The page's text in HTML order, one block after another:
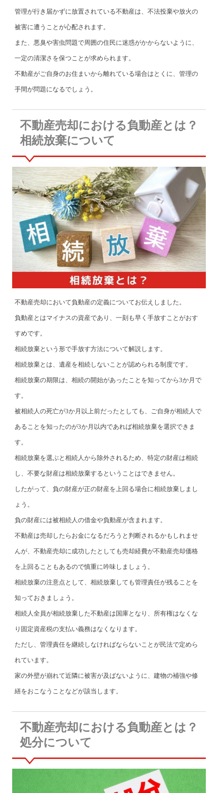
管理が行き届かずに放置されている不動産は、不法投棄や放火の
被害に遭うことが心配されます。
また、悪臭や害虫問題で周囲の住民に迷惑がかからないように、
一定の清潔さを保つことが求められます。
不動産がご自身のお住まいから離れている場合はとくに、管理の
手間が問題になるでしょう。
不動産売却における負動産とは？
相続放棄について
不動産売却において負動産の定義についてお伝えしました。
負動産とはマイナスの資産であり、一刻も早く手放すことがおす
すめです。
相続放棄という形で手放す方法について解説します。
相続放棄とは、遺産を相続しないことが認められる制度です。
相続放棄の期限は、相続の開始があったことを知ってから3か月で
す。
被相続人の死亡が3か月以上前だったとしても、ご自身が相続人で
あることを知ったのが3か月以内であれば相続放棄を選択できま
す。
相続放棄を選ぶと相続人から除外されるため、特定の財産は相続
し、不要な財産は相続放棄するということはできません。
したがって、負の財産が正の財産を上回る場合に相続放棄しまし
ょう。
負の財産には被相続人の借金や負動産が含まれます。
不動産は売却したらお金になるだろうと判断されるかもしれませ
んが、不動産売却に成功したとしても売却経費が不動産売却価格
を上回ることもあるので慎重に吟味しましょう。
相続放棄の注意点として、相続放棄しても管理責任が残ることを
知っておきましょう。
相続人全員が相続放棄した不動産は国庫となり、所有権はなくな
り固定資産税の支払い義務はなくなります。
ただし、管理責任を継続しなければならないことが民法で定めら
れています。
家の外壁が崩れて近隣に被害が及ばないように、建物の補強や修
繕をおこなうことなどが該当します。
不動産売却における負動産とは？
処分について